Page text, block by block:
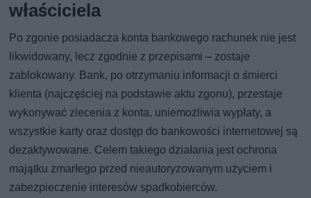
właściciela
Po zgonie posiadacza konta bankowego rachunek nie jest
likwidowany, lecz zgodnie z przepisami – zostaje
zablokowany. Bank, po otrzymaniu informacji o śmierci
klienta (najczęściej na podstawie aktu zgonu), przestaje
wykonywać zlecenia z konta, uniemożliwia wypłaty, a
wszystkie karty oraz dostęp do bankowości internetowej są
dezaktywowane. Celem takiego działania jest ochrona
majątku zmarłego przed nieautoryzowanym użyciem i
zabezpieczenie interesów spadkobierców.